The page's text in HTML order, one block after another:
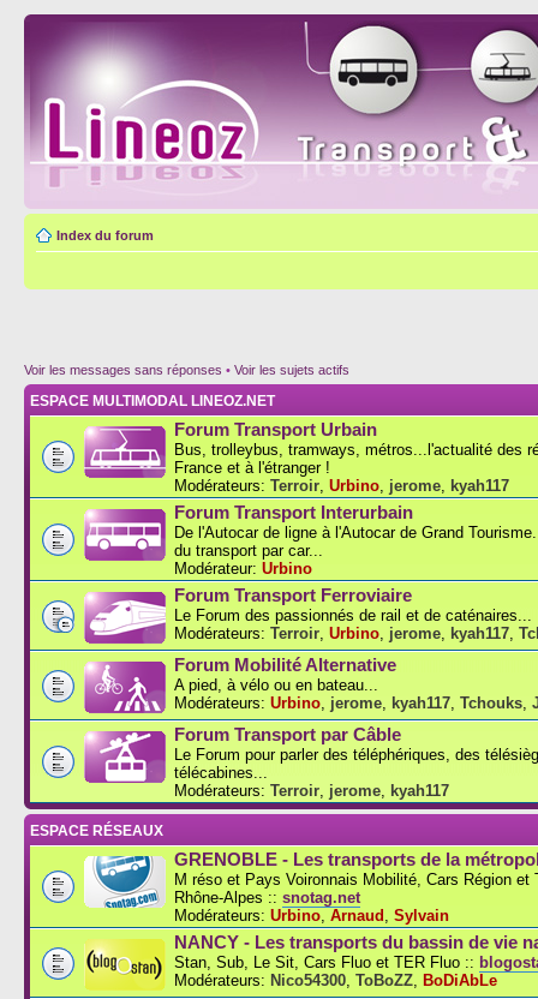
Index du forum
Voir les messages sans réponses • Voir les sujets actifs
ESPACE MULTIMODAL LINEOZ.NET
Forum Transport Urbain
Bus, trolleybus, tramways, métros...l'actualité des
France et à l'étranger !
Modérateurs: Terroir Urbino jerome kyah117
Forum Transport Interurbain
De l'Autocar de ligne à l'Autocar de Grand
du transport par car...
Modérateur: Urbino
Forum Transport Ferroviaire
Le Forum des passionnés de rail et de caténaires...
Modérateurs: Terroir Urbino jerome kyah117
Forum Mobilité Alternative
A pied, à vélo ou en bateau...
Modérateurs: Urbino jerome kyah117 Tchouks
Forum Transport par Câble
Le Forum pour parler des téléphériques, des
télécabines...
Modérateurs: Terroir jerome kyah117
ESPACE RÉSEAUX
GRENOBLE - Les transports de la
M réso et Pays Voironnais Mobilité, Cars Région et
Rhône-Alpes :: snotag.net
Modérateurs: Urbino Arnaud Sylvain
NANCY - Les transports du bassin de vie
Stan, Sub, Le Sit, Cars Fluo et TER Fluo ::
Modérateurs: Nico54300 ToBoZZ BoDiAbLe